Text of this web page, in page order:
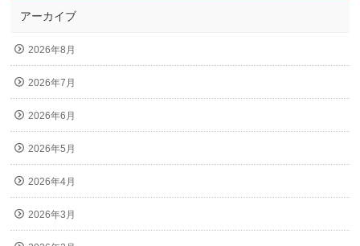
アーカイブ
2026年8月
2026年7月
2026年6月
2026年5月
2026年4月
2026年3月